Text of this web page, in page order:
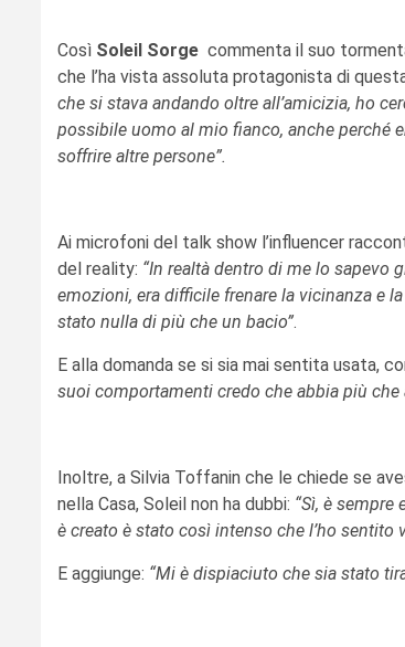
Così Soleil Sorge commenta il suo
che l’ha vista assoluta protagonista di
che si stava andando oltre all’amicizia, ho
possibile uomo al mio fianco, anche perché
soffrire altre persone”.
Ai microfoni del talk show l’influencer
del reality: “In realtà dentro di me lo sapevo
emozioni, era difficile frenare la vicinanza e
stato nulla di più che un bacio”.
E alla domanda se si sia mai sentita usata,
suoi comportamenti credo che abbia più che
Inoltre, a Silvia Toffanin che le chiede se
nella Casa, Soleil non ha dubbi: “Sì, è
è creato è stato così intenso che l’ho
E aggiunge: “Mi è dispiaciuto che sia stato